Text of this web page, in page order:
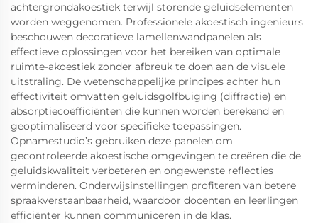
achtergrondakoestiek terwijl storende geluidselementen
worden weggenomen. Professionele akoestisch ingenieurs
beschouwen decoratieve lamellenwandpanelen als
effectieve oplossingen voor het bereiken van optimale
ruimte-akoestiek zonder afbreuk te doen aan de visuele
uitstraling. De wetenschappelijke principes achter hun
effectiviteit omvatten geluidsgolfbuiging (diffractie) en
absorptiecoëfficiënten die kunnen worden berekend en
geoptimaliseerd voor specifieke toepassingen.
Opnamestudio’s gebruiken deze panelen om
gecontroleerde akoestische omgevingen te creëren die de
geluidskwaliteit verbeteren en ongewenste reflecties
verminderen. Onderwijsinstellingen profiteren van betere
spraakverstaanbaarheid, waardoor docenten en leerlingen
efficiënter kunnen communiceren in de klas.